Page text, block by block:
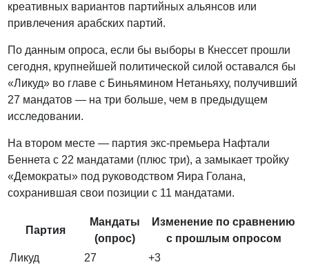
креативных вариантов партийных альянсов или
привлечения арабских партий.
По данным опроса, если бы выборы в Кнессет прошли
сегодня, крупнейшей политической силой оставался бы
«Ликуд» во главе с Биньямином Нетаньяху, получивший
27 мандатов — на три больше, чем в предыдущем
исследовании.
На втором месте — партия экс-премьера Нафтали
Беннета с 22 мандатами (плюс три), а замыкает тройку
«Демократы» под руководством Яира Голана,
сохранившая свои позиции с 11 мандатами.
Партия
Мандаты
(опрос)
Изменение по сравнению
с прошлым опросом
Ликуд
27
+3